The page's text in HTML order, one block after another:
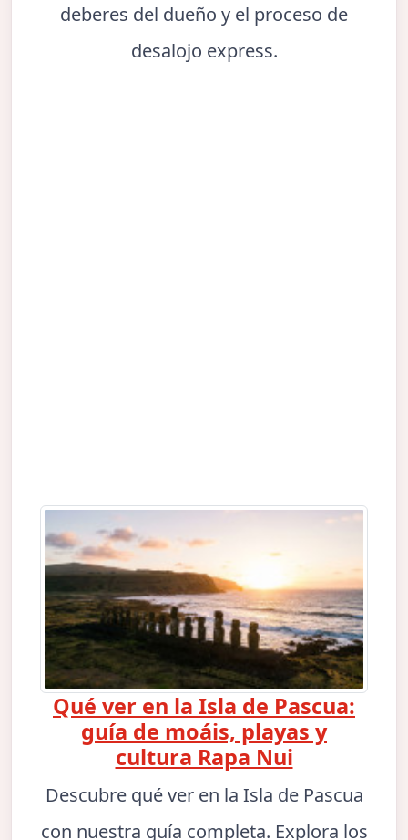
deberes del dueño y el proceso de
desalojo express.
Qué ver en la Isla de Pascua:
guía de moáis, playas y
cultura Rapa Nui
Descubre qué ver en la Isla de Pascua
con nuestra guía completa. Explora los